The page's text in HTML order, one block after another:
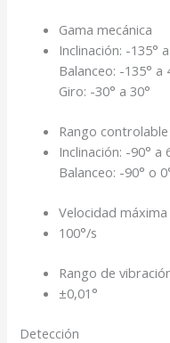
Gama mecánica
Inclinación: -135°
Balanceo: -135° a
Giro: -30° a 30°
Rango controlable
Inclinación: -90° a
Balanceo: -90° o
Velocidad
100°/s
Rango de
±0,01°
Detección